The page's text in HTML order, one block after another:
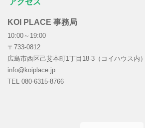
KOI PLACE 事務局
10:00～19:00
〒733-0812
広島市西区己斐本町1丁目18-3（コイハウス内）
info@koiplace.jp
TEL 080-6315-8766